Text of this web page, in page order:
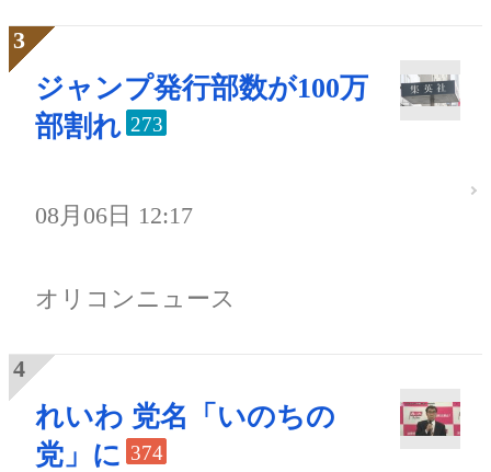
ジャンプ発行部数が100万
部割れ 273
08月06日 12:17
オリコンニュース
れいわ 党名「いのちの
党」に 374